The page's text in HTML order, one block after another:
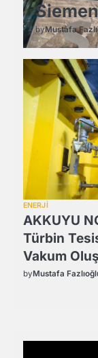
byMustafa
ENERJİ
AKKUYU
Türbin
Vakum
byMustafa